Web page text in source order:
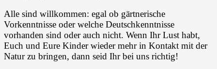
Alle sind willkommen: egal ob gärtnerische
Vorkenntnisse oder welche Deutschkenntnisse
vorhanden sind oder auch nicht. Wenn Ihr Lust habt,
Euch und Eure Kinder wieder mehr in Kontakt mit der
Natur zu bringen, dann seid Ihr bei uns richtig!